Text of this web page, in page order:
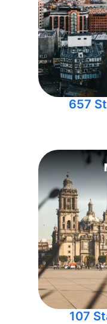
657
107